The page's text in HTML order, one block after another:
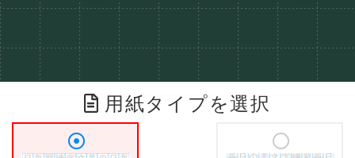
用紙タイプを選択